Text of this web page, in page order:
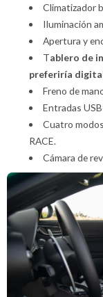
Climatizador
Iluminación
Apertura y
Tablero de
preferiría
Freno de
Entradas
Cuatro
RACE.
Cámara de